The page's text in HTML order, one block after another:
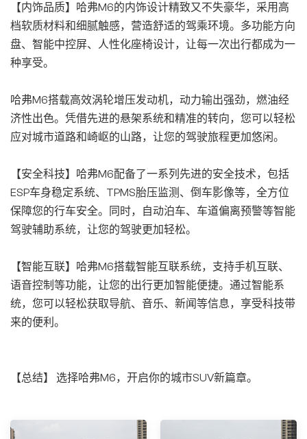
【内饰品质】哈弗M6的内饰设计精致又不失豪华，采用高
档软质材料和细腻触感，营造舒适的驾乘环境。多功能方向
盘、智能中控屏、人性化座椅设计，让每一次出行都成为一
种享受。
哈弗M6搭载高效涡轮增压发动机，动力输出强劲，燃油经
济性出色。凭借先进的悬架系统和精准的转向，您可以轻松
应对城市道路和崎岖的山路，让您的驾驶旅程更加悠闲。
【安全科技】哈弗M6配备了一系列先进的安全技术，包括
ESP车身稳定系统、TPMS胎压监测、倒车影像等，全方位
保障您的行车安全。同时，自动泊车、车道偏离预警等智能
驾驶辅助系统，让您的驾驶更加轻松。
【智能互联】哈弗M6搭载智能互联系统，支持手机互联、
语音控制等功能，让您的出行更加智能便捷。通过智能系
统，您可以轻松获取导航、音乐、新闻等信息，享受科技带
来的便利。
【总结】 选择哈弗M6，开启你的城市SUV新篇章。